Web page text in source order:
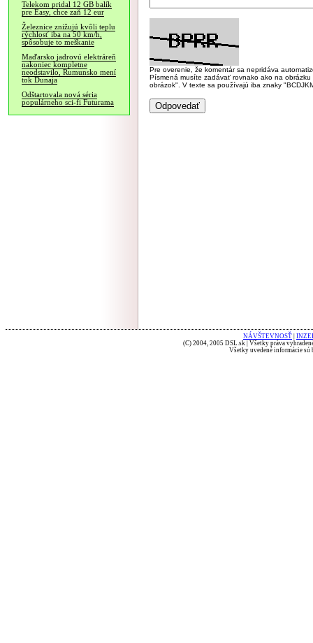
Telekom pridal 12 GB balík
pre Easy, chce zaň 12 eur
Železnice znižujú kvôli teplu
rýchlosť iba na 50 km/h,
spôsobuje to meškanie
Maďarsko jadrovú elektráreň
nakoniec kompletne
neodstavilo, Rumunsko mení
tok Dunaja
Odštartovala nová séria
populárneho sci-fi Futurama
Pre overenie, že komentár sa nepridáva
Písmená musíte zadávať rovnako ako na
obrázok". V texte sa používajú iba znaky
NÁVŠTEVNOSŤ
(C) 2004, 2005 DSL.sk | Všetky práva
Všetky uvedené informácie sú